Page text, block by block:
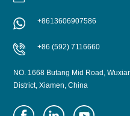
+8613606907586
+86 (592) 7116660
NO. 1668 Butang Mid Road,
District, Xiamen, China